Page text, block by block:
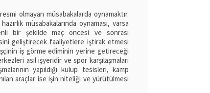
olmayan müsabakalarda oynamaktır.
müsabakalarında oynaması, varsa
bir şekilde maç öncesi ve sonrası
geliştirecek faaliyetlere iştirak etmesi
iş görme ediminin yerine getireceği
asıl işyeridir ve spor karşılaşmaları
yapıldığı kulüp tesisleri, kamp
araçlar ise işin niteliği ve yürütülmesi